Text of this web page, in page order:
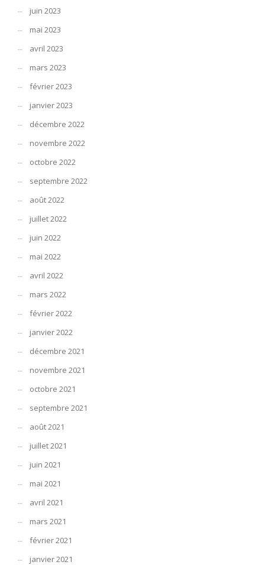
juin 2023
mai 2023
avril 2023
mars 2023
février 2023
janvier 2023
décembre 2022
novembre 2022
octobre 2022
septembre 2022
août 2022
juillet 2022
juin 2022
mai 2022
avril 2022
mars 2022
février 2022
janvier 2022
décembre 2021
novembre 2021
octobre 2021
septembre 2021
août 2021
juillet 2021
juin 2021
mai 2021
avril 2021
mars 2021
février 2021
janvier 2021